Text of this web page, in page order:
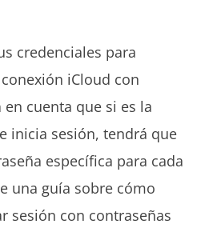
credenciales para
iCloud con
en cuenta que si es la
inicia sesión, tendrá que
específica para cada
una guía sobre cómo
sesión con contraseñas